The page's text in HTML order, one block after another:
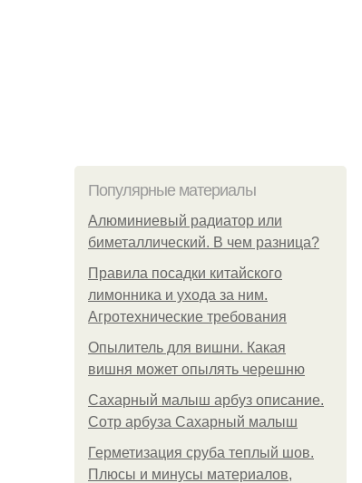
Популярные материалы
Алюминиевый радиатор или
биметаллический. В чем разница?
Правила посадки китайского
лимонника и ухода за ним.
Агротехнические требования
Опылитель для вишни. Какая
вишня может опылять черешню
Сахарный малыш арбуз описание.
Сотр арбуза Сахарный малыш
Герметизация сруба теплый шов.
Плюсы и минусы материалов,